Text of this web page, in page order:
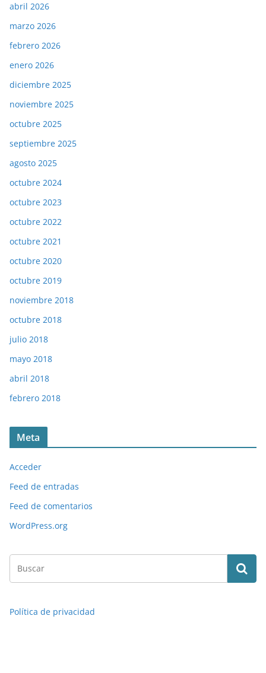
abril 2026
marzo 2026
febrero 2026
enero 2026
diciembre 2025
noviembre 2025
octubre 2025
septiembre 2025
agosto 2025
octubre 2024
octubre 2023
octubre 2022
octubre 2021
octubre 2020
octubre 2019
noviembre 2018
octubre 2018
julio 2018
mayo 2018
abril 2018
febrero 2018
Meta
Acceder
Feed de entradas
Feed de comentarios
WordPress.org
Política de privacidad